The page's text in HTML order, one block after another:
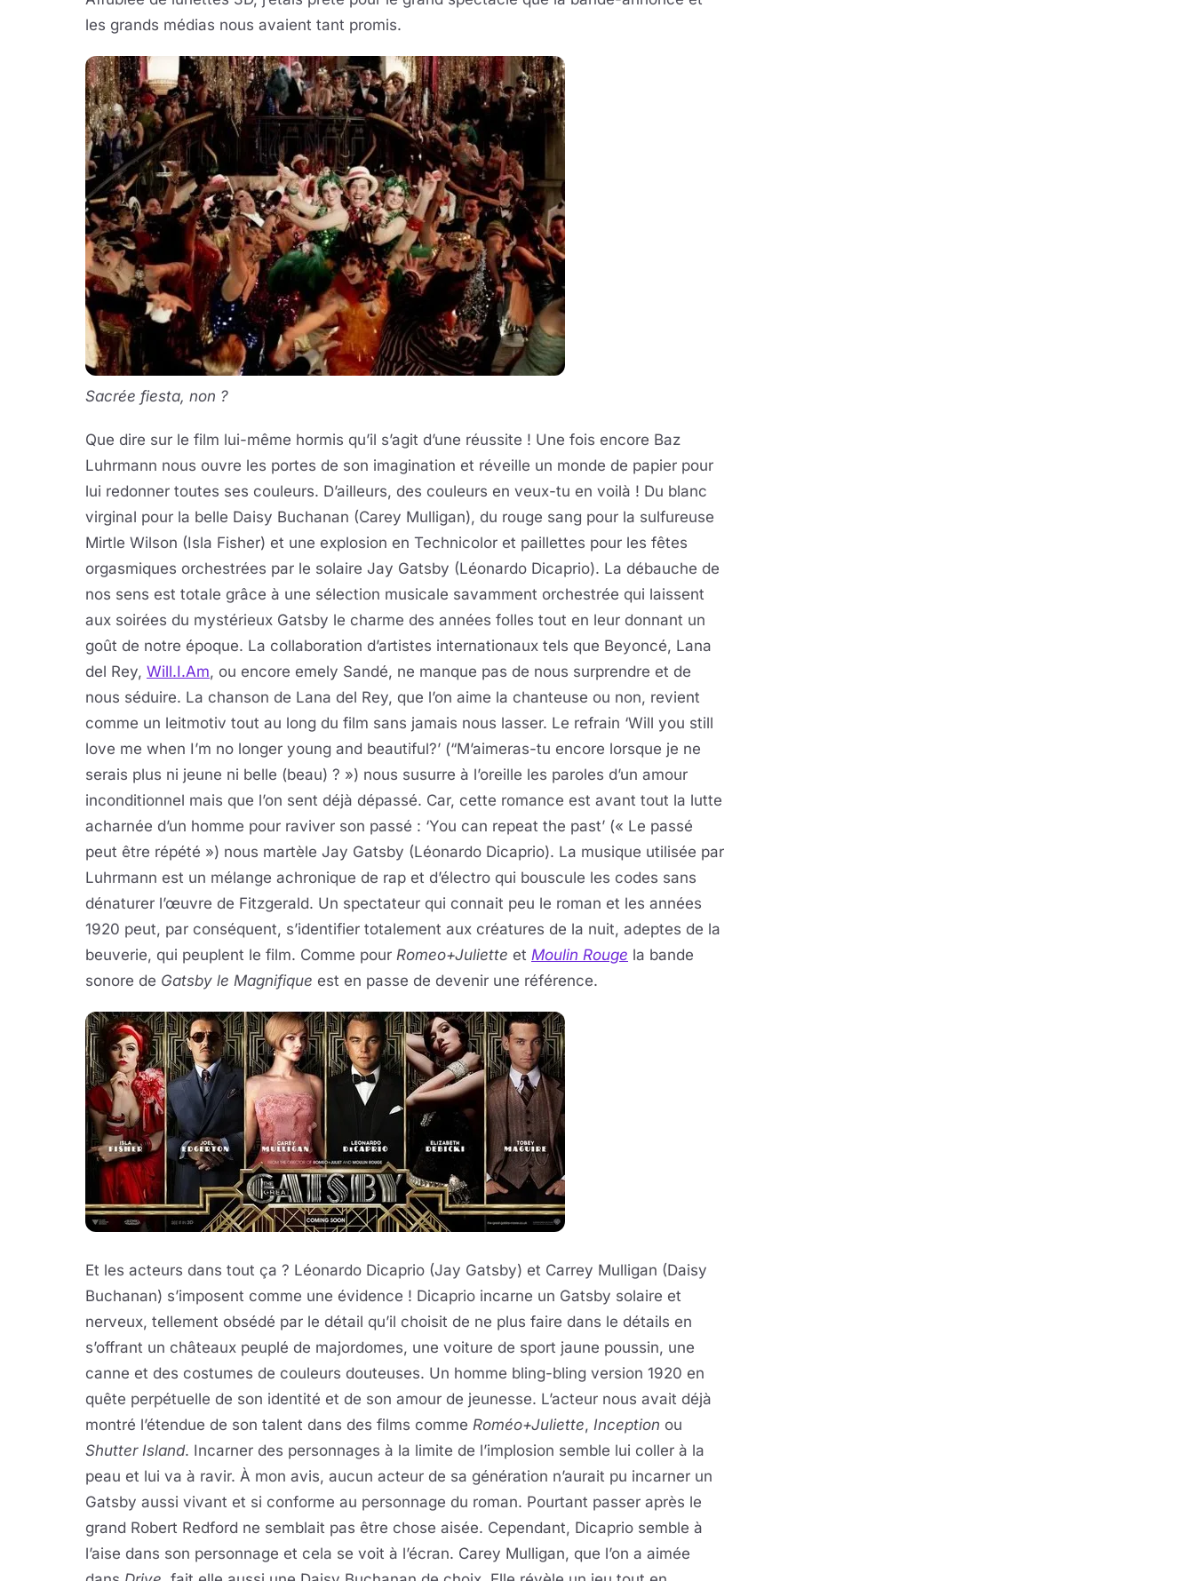
les grands médias nous avaient tant promis.
Sacrée fiesta, non ?
Que dire sur le film lui-même hormis qu’il s’agit d’une réussite ! Une fois encore Baz
Luhrmann nous ouvre les portes de son imagination et réveille un monde de papier pour
lui redonner toutes ses couleurs. D’ailleurs, des couleurs en veux-tu en voilà ! Du blanc
virginal pour la belle Daisy Buchanan (Carey Mulligan), du rouge sang pour la sulfureuse
Mirtle Wilson (Isla Fisher) et une explosion en Technicolor et paillettes pour les fêtes
orgasmiques orchestrées par le solaire Jay Gatsby (Léonardo Dicaprio). La débauche de
nos sens est totale grâce à une sélection musicale savamment orchestrée qui laissent
aux soirées du mystérieux Gatsby le charme des années folles tout en leur donnant un
goût de notre époque. La collaboration d’artistes internationaux tels que Beyoncé, Lana
del Rey, Will.I.Am, ou encore emely Sandé, ne manque pas de nous surprendre et de
nous séduire. La chanson de Lana del Rey, que l’on aime la chanteuse ou non, revient
comme un leitmotiv tout au long du film sans jamais nous lasser. Le refrain ‘Will you still
love me when I’m no longer young and beautiful?’ (“M’aimeras-tu encore lorsque je ne
serais plus ni jeune ni belle (beau) ? ») nous susurre à l’oreille les paroles d’un amour
inconditionnel mais que l’on sent déjà dépassé. Car, cette romance est avant tout la lutte
acharnée d’un homme pour raviver son passé : ‘You can repeat the past’ (« Le passé
peut être répété ») nous martèle Jay Gatsby (Léonardo Dicaprio). La musique utilisée par
Luhrmann est un mélange achronique de rap et d’électro qui bouscule les codes sans
dénaturer l’œuvre de Fitzgerald. Un spectateur qui connait peu le roman et les années
1920 peut, par conséquent, s’identifier totalement aux créatures de la nuit, adeptes de la
beuverie, qui peuplent le film. Comme pour Romeo+Juliette et Moulin Rouge la bande
sonore de Gatsby le Magnifique est en passe de devenir une référence.
Et les acteurs dans tout ça ? Léonardo Dicaprio (Jay Gatsby) et Carrey Mulligan (Daisy
Buchanan) s’imposent comme une évidence ! Dicaprio incarne un Gatsby solaire et
nerveux, tellement obsédé par le détail qu’il choisit de ne plus faire dans le détails en
s’offrant un châteaux peuplé de majordomes, une voiture de sport jaune poussin, une
canne et des costumes de couleurs douteuses. Un homme bling-bling version 1920 en
quête perpétuelle de son identité et de son amour de jeunesse. L’acteur nous avait déjà
montré l’étendue de son talent dans des films comme Roméo+Juliette, Inception ou
Shutter Island. Incarner des personnages à la limite de l’implosion semble lui coller à la
peau et lui va à ravir. À mon avis, aucun acteur de sa génération n’aurait pu incarner un
Gatsby aussi vivant et si conforme au personnage du roman. Pourtant passer après le
grand Robert Redford ne semblait pas être chose aisée. Cependant, Dicaprio semble à
l’aise dans son personnage et cela se voit à l’écran. Carey Mulligan, que l’on a aimée